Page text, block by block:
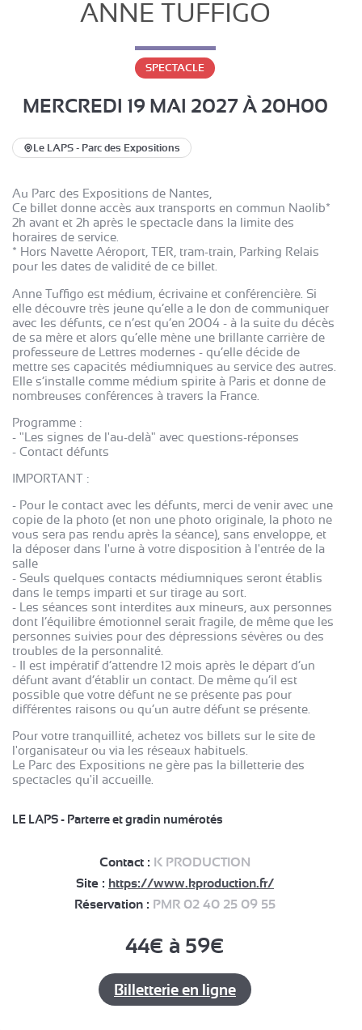
ANNE TUFFIGO
SPECTACLE
MERCREDI 19 MAI 2027À 20H00
Le LAPS - Parc des Expositions
Au Parc des Expositions de Nantes,
Ce billet donne accès aux transports en commun Naolib*
2h avant et 2h après le spectacle dans la limite des
horaires de service.
* Hors Navette Aéroport, TER, tram-train, Parking Relais
pour les dates de validité de ce billet.
Anne Tuffigo est médium, écrivaine et conférencière. Si
elle découvre très jeune qu’elle a le don de communiquer
avec les défunts, ce n’est qu’en 2004 - à la suite du décès
de sa mère et alors qu’elle mène une brillante carrière de
professeure de Lettres modernes - qu’elle décide de
mettre ses capacités médiumniques au service des autres.
Elle s’installe comme médium spirite à Paris et donne de
nombreuses conférences à travers la France.
Programme :
- "Les signes de l'au-delà" avec questions-réponses
- Contact défunts
IMPORTANT :
- Pour le contact avec les défunts, merci de venir avec une
copie de la photo (et non une photo originale, la photo ne
vous sera pas rendu après la séance), sans enveloppe, et
la déposer dans l'urne à votre disposition à l'entrée de la
salle
- Seuls quelques contacts médiumniques seront établis
dans le temps imparti et sur tirage au sort.
- Les séances sont interdites aux mineurs, aux personnes
dont l’équilibre émotionnel serait fragile, de même que les
personnes suivies pour des dépressions sévères ou des
troubles de la personnalité.
- Il est impératif d’attendre 12 mois après le départ d’un
défunt avant d’établir un contact. De même qu’il est
possible que votre défunt ne se présente pas pour
différentes raisons ou qu’un autre défunt se présente.
Pour votre tranquillité, achetez vos billets sur le site de
l'organisateur ou via les réseaux habituels.
Le Parc des Expositions ne gère pas la billetterie des
spectacles qu'il accueille.
LE LAPS - Parterre et gradin numérotés
Contact : K PRODUCTION
Site : https://www.kproduction.fr/
Réservation : PMR 02 40 25 09 55
44€ à 59€
Billetterie en ligne